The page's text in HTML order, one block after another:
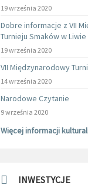
19 września 2020
Dobre informacje z VII
Turnieju Smaków w Liwie
19 września 2020
VII Międzynarodowy
14 września 2020
Narodowe Czytanie
9 września 2020
Więcej informacji
INWESTYCJE